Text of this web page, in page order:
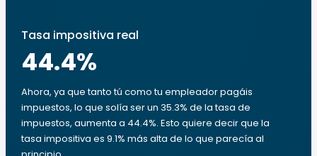
Tasa impositiva real
44.4%
Ahora, ya que tanto tú como tu empleador pagáis
impuestos, lo que solía ser un 35.3% de la tasa de
impuestos, aumenta a 44.4%. Esto quiere decir que la
tasa impositiva es 9.1% más alta de lo que parecía al